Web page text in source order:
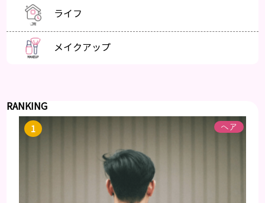
ライフ
メイクアップ
RANKING
ヘア